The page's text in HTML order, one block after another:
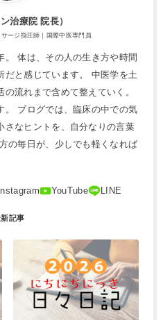
治療院 院長）
ージ指圧師｜国際中医専門員
。 体は、その人の生き方や時間
だと感じています。 中医学を土
流れまで含めて整えていく。
。 ブログでは、臨床の中での気
さなヒントを、自分なりの言葉
の毎日が、少しでも軽くなれば